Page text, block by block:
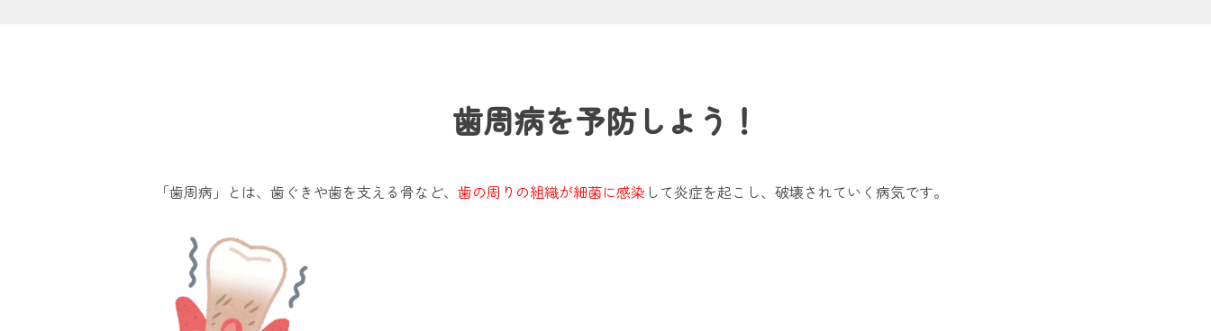
歯周病を予防しよう！
「歯周病」とは、歯ぐきや歯を支える骨など、 歯の周りの組織が細菌に感染 して炎症を起こし、破壊されていく病気です。